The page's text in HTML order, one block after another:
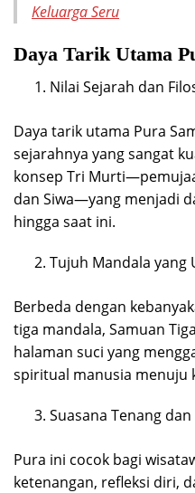
Keluarga Seru
Daya Tarik Utama
Nilai Sejarah dan
Daya tarik utama Pura
sejarahnya yang sangat
konsep Tri
dan Siwa—yang menjadi
hingga saat ini.
Tujuh Mandala yang
Berbeda dengan
tiga mandala, Samuan
halaman suci yang
spiritual manusia menuju
Suasana Tenang dan
Pura ini cocok bagi
ketenangan, refleksi diri,